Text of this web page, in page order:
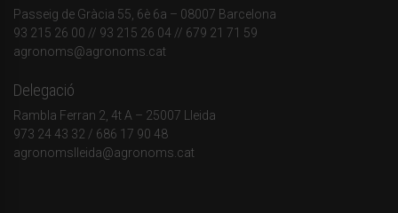
Passeig de Gràcia 55, 6è 6a – 08007 Barcelona
93 215 26 00 // 93 215 26 04 // 679 21 71 59
agronoms@agronoms.cat
Delegació
Rambla Ferran 2, 4t A – 25007 Lleida
973 24 43 32 / 686 17 90 48
agronomslleida@agronoms.cat